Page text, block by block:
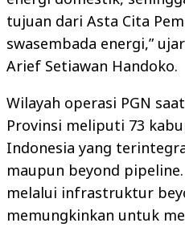
tujuan dari Asta Cita
swasembada energi,”
Arief Setiawan Handoko.
Wilayah operasi PGN
Provinsi meliputi 73
Indonesia yang
maupun beyond
melalui infrastruktur
memungkinkan untuk